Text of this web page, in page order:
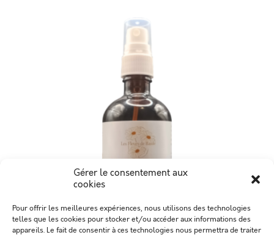
Gérer le consentement aux
cookies
Pour offrir les meilleures expériences, nous utilisons des technologies
telles que les cookies pour stocker et/ou accéder aux informations des
appareils. Le fait de consentir à ces technologies nous permettra de traiter